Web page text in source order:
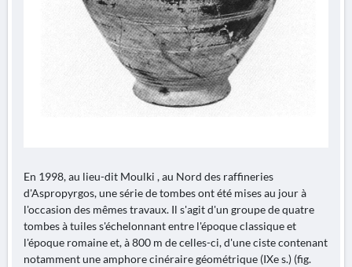
En 1998, au lieu-dit Moulki , au Nord des raffineries
d'Aspropyrgos, une série de tombes ont été mises au jour à
l'occasion des mêmes travaux. Il s'agit d'un groupe de quatre
tombes à tuiles s'échelonnant entre l'époque classique et
l'époque romaine et, à 800 m de celles-ci, d'une ciste contenant
notamment une amphore cinéraire géométrique (IXe s.) (fig.